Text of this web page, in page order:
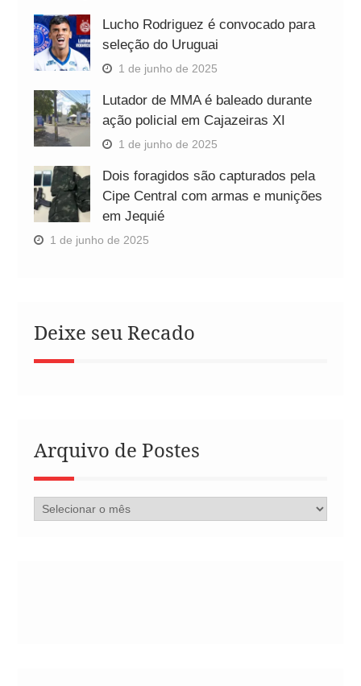
Lucho Rodriguez é convocado para
seleção do Uruguai
1 de junho de 2025
Lutador de MMA é baleado durante
ação policial em Cajazeiras XI
1 de junho de 2025
Dois foragidos são capturados pela
Cipe Central com armas e munições
em Jequié
1 de junho de 2025
Deixe seu Recado
Arquivo de Postes
Arquivo
de